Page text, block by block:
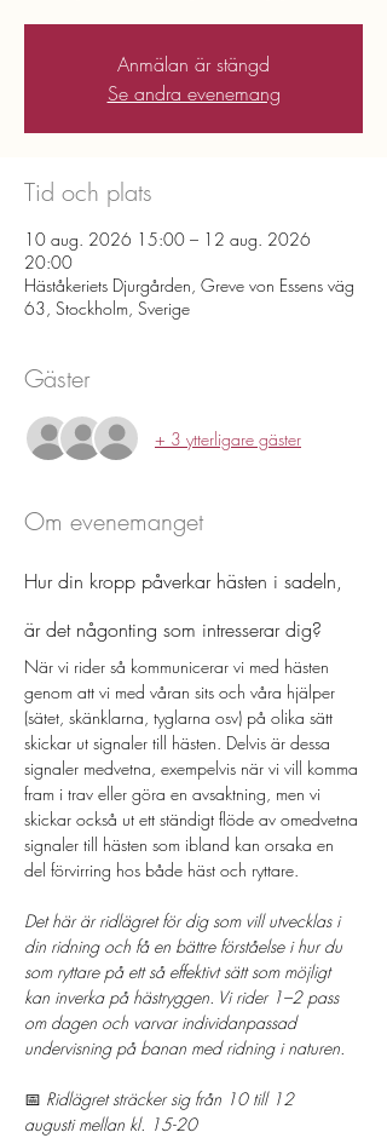
Anmälan är stängd
Se andra evenemang
Tid och plats
10 aug. 2026 15:00 – 12 aug. 2026
20:00
Häståkeriets Djurgården, Greve von Essens väg
63, Stockholm, Sverige
Gäster
+ 3 ytterligare gäster
Om evenemanget
Hur din kropp påverkar hästen i sadeln,
är det någonting som intresserar dig?
När vi rider så kommunicerar vi med hästen
genom att vi med våran sits och våra hjälper
(sätet, skänklarna, tyglarna osv) på olika sätt
skickar ut signaler till hästen. Delvis är dessa
signaler medvetna, exempelvis när vi vill komma
fram i trav eller göra en avsaktning, men vi
skickar också ut ett ständigt flöde av omedvetna
signaler till hästen som ibland kan orsaka en
del förvirring hos både häst och ryttare.
Det här är ridlägret för dig som vill utvecklas i
din ridning och få en bättre förståelse i hur du
som ryttare på ett så effektivt sätt som möjligt
kan inverka på hästryggen. Vi rider 1–2 pass
om dagen och varvar individanpassad
undervisning på banan med ridning i naturen.
📅 Ridlägret sträcker sig från 10 till 12
augusti mellan kl. 15-20